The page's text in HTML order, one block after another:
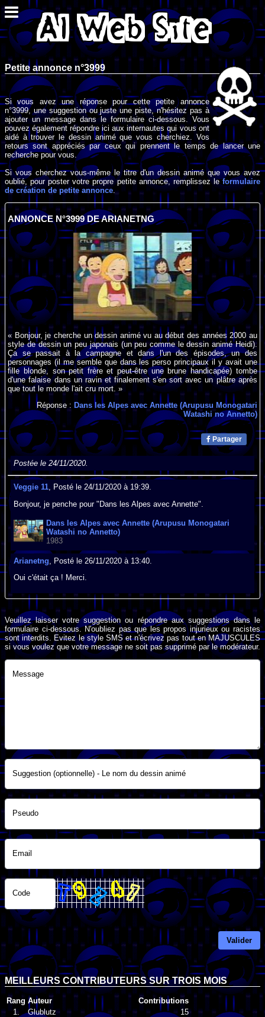
Petite annonce n°3999
Si vous avez une réponse pour cette petite annonce
n°3999, une suggestion ou juste une piste, n'hésitez pas à
ajouter un message dans le formulaire ci-dessous. Vous
pouvez également répondre ici aux internautes qui vous ont
aidé à trouver le dessin animé que vous cherchiez. Vos
retours sont appréciés par ceux qui prennent le temps de lancer une
recherche pour vous.
Si vous cherchez vous-même le titre d'un dessin animé que vous avez
oublié, pour poster votre propre petite annonce, remplissez leformulaire
de création de petite annonce .
ANNONCE N°3999 DE ARIANETNG
« Bonjour, je cherche un dessin animé vu au début des années 2000 au
style de dessin un peu japonais (un peu comme le dessin animé Heidi).
Ça se passait à la campagne et dans l'un des épisodes, un des
personnages (il me semble que dans les perso principaux il y avait une
fille blonde, son petit frère et peut-être une brune handicapée) tombe
d'une falaise dans un ravin et finalement s'en sort avec un plâtre après
que tout le monde l'ait cru mort. »
Réponse : Dans les Alpes avec Annette (Arupusu Monogatari
Watashi no Annetto)
Partager
Postée le 24/11/2020.
Veggie 11, Posté le 24/11/2020 à 19:39.
Bonjour, je penche pour "Dans les Alpes avec Annette".
Dans les Alpes avec Annette (Arupusu Monogatari
Watashi no Annetto)
1983
Arianetng, Posté le 26/11/2020 à 13:40.
Oui c'était ça ! Merci.
Veuillez laisser votre suggestion ou répondre aux suggestions dans le
formulaire ci-dessous. N'oubliez pas que les propos injurieux ou racistes
sont interdits. Evitez le style SMS et n'écrivez pas tout en MAJUSCULES
si vous voulez que votre message ne soit pas supprimé par le modérateur.
Message
Suggestion (optionnelle) - Le nom du dessin animé
Pseudo
Email
Code
Valider
MEILLEURS CONTRIBUTEURS SUR TROIS MOIS
Rang Auteur
Contributions
1.
Glublutz
15